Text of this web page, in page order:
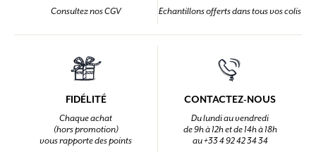
Consultez nos CGV Echantillons offerts dans tous vos colis
FIDÉLITÉ
Chaque achat
(hors promotion)
vous rapporte des points
CONTACTEZ-NOUS
Du lundi au vendredi
de 9h à 12h et de 14h à 18h
au +33 4 92 42 34 34